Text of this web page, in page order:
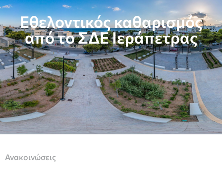
Εθελοντικός καθαρισμός
από το ΣΔΕ Ιεράπετρας
Ανακοινώσεις